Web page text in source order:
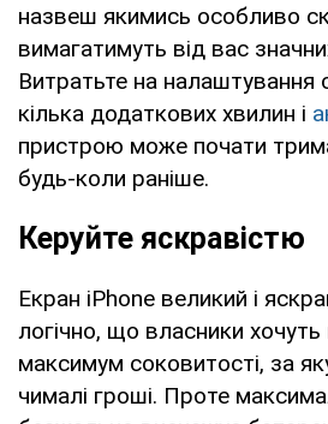
назвеш якимись особливо
вимагатимуть від вас
Витратьте на налаштування
кілька додаткових хвилин і
пристрою може почати
будь-коли раніше.
Керуйте яскравістю
Екран iPhone великий і
логічно, що власники
максимум соковитості, за
чималі гроші. Проте